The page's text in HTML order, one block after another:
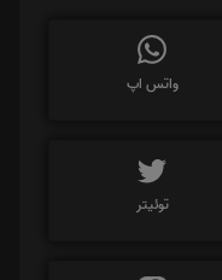
واتس اپ
توئیتر